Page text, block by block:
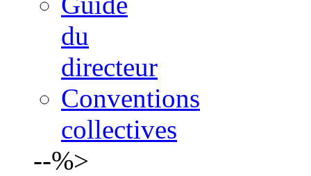
du
directeur
Conventions
collectives
--%>